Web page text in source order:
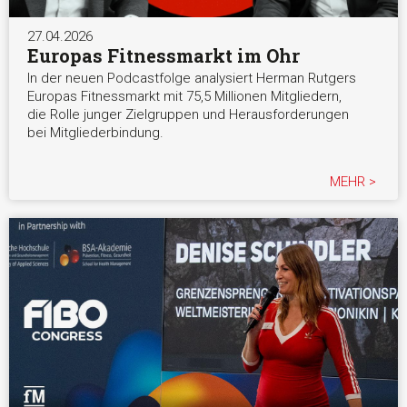
27.04.2026
Europas Fitnessmarkt im Ohr
In der neuen Podcastfolge analysiert Herman Rutgers
Europas Fitnessmarkt mit 75,5 Millionen Mitgliedern,
die Rolle junger Zielgruppen und Herausforderungen
bei Mitgliederbindung.
MEHR >